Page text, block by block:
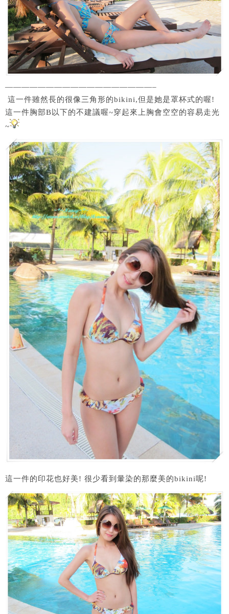
——————————————————–
這一件雖然長的很像三角形的bikini,但是她是罩杯式的喔!
這一件胸部B以下的不建議喔~穿起來上胸會空空的容易走光
~
這一件的印花也好美! 很少看到暈染的那麼美的bikini呢!